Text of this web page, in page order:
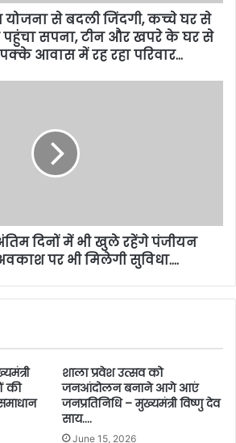
योजना से बदली जिंदगी, कच्चे घर से
सपना, टीन और खपरे के घर से
आवास में रह रहा परिवार…
अंतिम दिनों में भी खुले रहेंगे पंजीयन
पर भी मिलेगी सुविधा….
की
शाला प्रवेश उत्सव को
जनआंदोलन बनाने आगे आएं
जनप्रतिनिधि – मुख्यमंत्री विष्णु देव
साय….
June 15, 2026